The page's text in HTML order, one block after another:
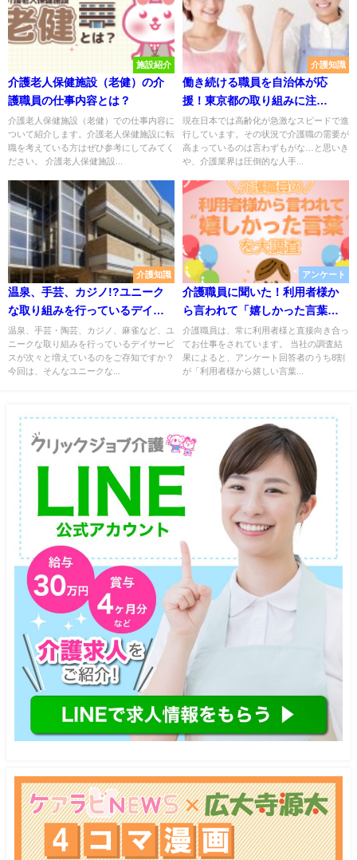
施設紹介
介護老人保健施設（老健）の介
護職員の仕事内容とは？
介護老人保健施設（老健）での仕事内容に
ついて紹介します。介護老人保健施設に転
職を考えている方はぜひ参考にしてみてく
ださい。 介護老人保健施設...
介護知識
働き続ける職員を自治体が応
援！東京都の取り組みに注
目！！
現在日本では高齢化が急激なスピードで進
行しています。その状況で介護職の需要が
高まっているのは言わずもがな…と思いき
や、介護業界は圧倒的な人手...
介護知識
温泉、手芸、カジノ!?ユニーク
な取り組みを行っているデイサ
ービス4選
温泉、手芸・陶芸、カジノ、麻雀など、ユ
ニークな取り組みを行っているデイサービ
スが次々と増えているのをご存知ですか？
今回は、そんなユニークな...
アンケート
介護職員に聞いた！利用者様か
ら言われて「嬉しかった言葉」
とは
介護職員は、常に利用者様と直接向き合っ
てお仕事をされています。 当社の調査結
果によると、アンケート回答者のうち8割
が「利用者様から嬉しい言葉...